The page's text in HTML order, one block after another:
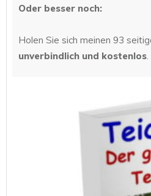
Oder besser noch:
Holen Sie sich meinen 93
unverbindlich und kostenlos.